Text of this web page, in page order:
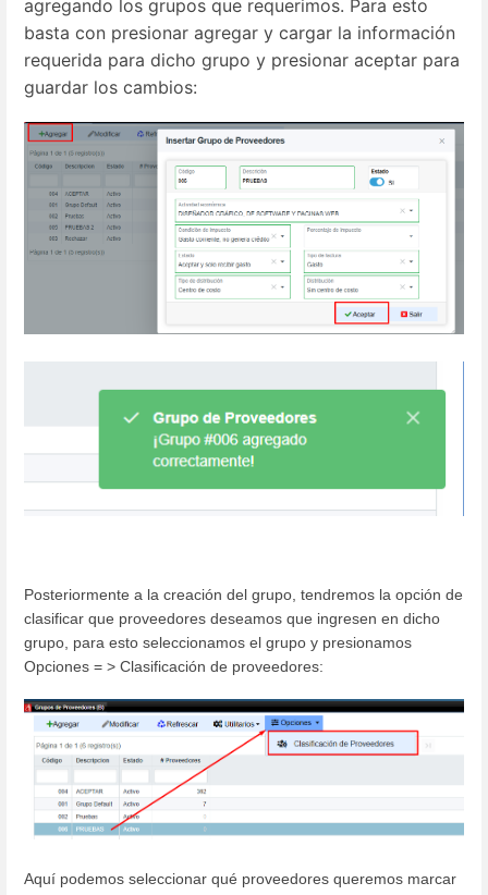
agregando los grupos que requerimos. Para esto
basta con presionar agregar y cargar la información
requerida para dicho grupo y presionar aceptar para
guardar los cambios:
Posteriormente a la creación del grupo, tendremos la opción de
clasificar que proveedores deseamos que ingresen en dicho
grupo, para esto seleccionamos el grupo y presionamos
Opciones = > Clasificación de proveedores:
Aquí podemos seleccionar qué proveedores queremos marcar